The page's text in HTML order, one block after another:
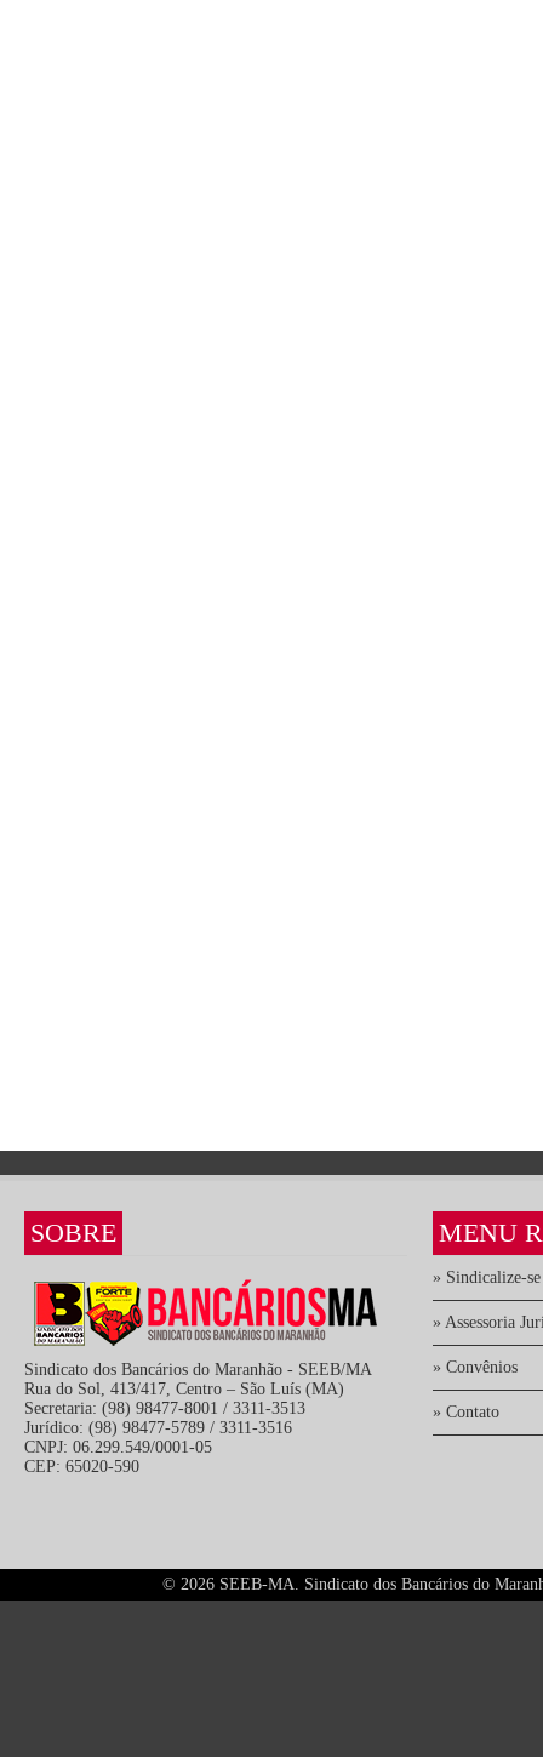
SOBRE
Sindicato dos Bancários do Maranhão - SEEB/MA
Rua do Sol, 413/417, Centro – São Luís (MA)
Secretaria: (98) 98477-8001 / 3311-3513
Jurídico: (98) 98477-5789 / 3311-3516
CNPJ: 06.299.549/0001-05
CEP: 65020-590
MENU
» Sindicalize-se
» Assessoria
» Convênios
» Contato
© 2026 SEEB-MA. Sindicato dos Bancários do